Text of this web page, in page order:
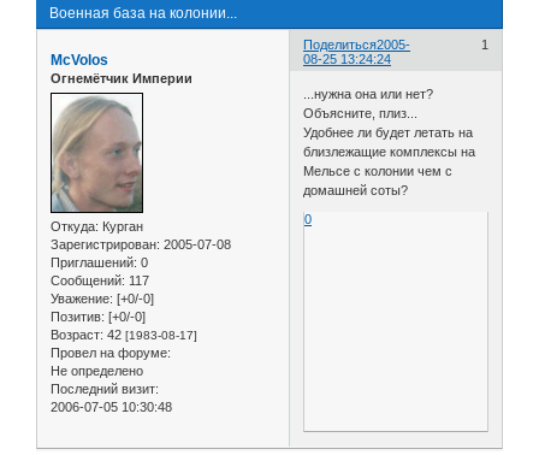
Военная база на колонии...
Поделиться 1
2005-
08-25 13:24:24
McVolos
Огнемётчик Империи
Откуда: Курган
Зарегистрирован: 2005-07-08
Приглашений: 0
Сообщений: 117
Уважение: [+0/-0]
Позитив: [+0/-0]
Возраст: 42 [1983-08-17]
Провел на форуме:
Не определено
Последний визит:
2006-07-05 10:30:48
...нужна она или нет?
Объясните, плиз...
Удобнее ли будет летать на
близлежащие комплексы на
Мельсе с колонии чем с
домашней соты?
0